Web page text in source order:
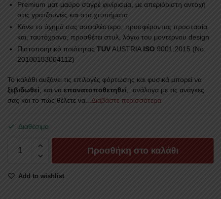
Premium ματ μαύρο σαγρέ φινίρισμα, με απεριόριστη αντοχή
στις γρατζουνιές και στα χτυπήματα
Κάνει το όχημά σας ασφαλέστερο, προσφέροντας προστασία
και, ταυτόχρονα, προσθέτει στυλ, λόγω του μοντέρνου design
Πιστοποιητικό ποιότητας TUVAUSTRIA ISO 9001:2015 (No
20100183004112)
Το καλάθι αυξάνει τις επιλογές φόρτωσης και φυσικά μπορεί να
ξεβιδωθεί , και να επανατοποθετηθεί , ανάλογα με τις ανάγκες
σας και το πώς θέλετε να ...Διαβάστε περισσότερα
Διαθέσιμο
BAR
430BAS
Προσθήκη στο καλάθι
Add to wishlist